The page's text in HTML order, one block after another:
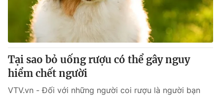
Tại sao bỏ uống rượu có thể gây nguy
hiểm chết người
VTV.vn - Đối với những người coi rượu là người bạn